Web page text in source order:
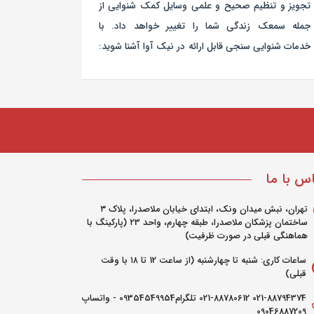
تجویز و تنظیم صحیح و علمی وسایل کمک شنوایی از
جمله سمعک زندگی شما را تغییر خواهد داد. با
خدمات شنوایی سنجی قابل ارائه در نیک آوا آشنا شوید:
با ما
تهران، نبش میدان ونک، ابتدای خیابان ملاصدرا، پلاک ۳
ساختمان پزشکان ملاصدرا، طبقه چهارم، واحد ۲3 (پارکینگ با
هماهنگی قبلی در صورت ظرفیت)
ساعات کاری: شنبه تا چهارشنبه (از ساعت 12 تا ۱۸ با وقت
قبلی)
021-88794374 021-88780612 تلگرام09354549954 - واتساپ